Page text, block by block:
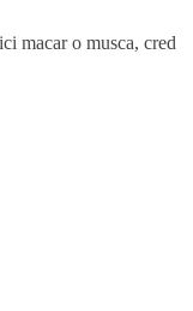
macar o musca, cred